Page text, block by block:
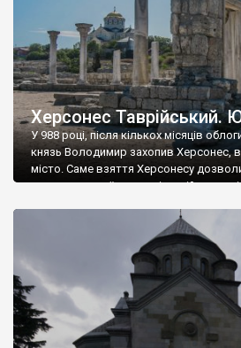
Херсонес Таврійський.
У 988 році, після кількох місяців
князь Володимир захопив Херсонес,
місто. Саме взяття Херсонесу
диктувати свої умови візантійському
Херсонесі Володимир-язичник, став
А потім було Хрещення Русі. На честь